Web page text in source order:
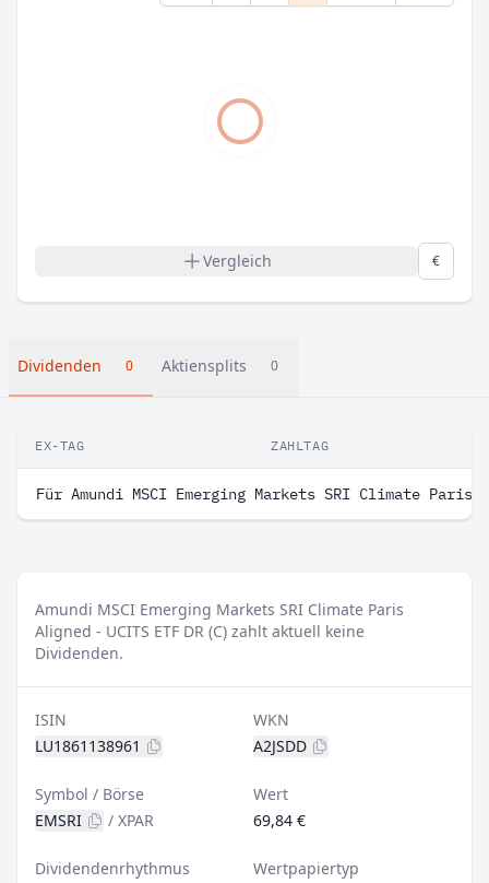
Vergleich €
Dividenden 0 Aktiensplits 0
EX-TAG ZAHLTAG
Für Amundi MSCI Emerging Markets SRI Climate
Amundi MSCI Emerging Markets SRI Climate Paris
Aligned - UCITS ETF DR (C) zahlt aktuell keine
Dividenden.
ISIN
LU1861138961
WKN
A2JSDD
Symbol / Börse
EMSRI
/ XPAR
Wert
69,84 €
Dividendenrhythmus
Wertpapiertyp